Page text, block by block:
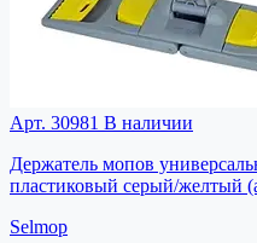
Арт. 30981 В наличии
Держатель мопов
пластиковый серый/желтый
Selmop